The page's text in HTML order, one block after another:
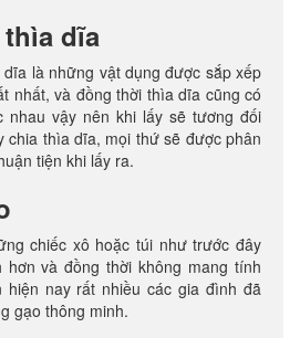
dĩa
là những vật dụng được sắp xếp
nhất, và đồng thời thìa dĩa cũng có
nhau vậy nên khi lấy sẽ tương đối
chia thìa dĩa, mọi thứ sẽ được phân
tiện khi lấy ra.
chiếc xô hoặc túi như trước đây
và đồng thời không mang tính
hiện nay rất nhiều các gia đình đã
gạo thông minh.